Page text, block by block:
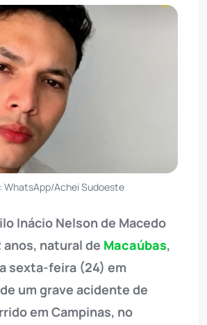
WhatsApp/Achei Sudoeste
Inácio Nelson de Macedo
anos, natural de Macaúbas,
sexta-feira (24) em
um grave acidente de
em Campinas, no